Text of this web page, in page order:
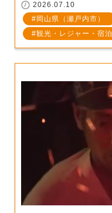
2026.07.10
岡山県（瀬戸内市）
観光・レジャー・宿泊